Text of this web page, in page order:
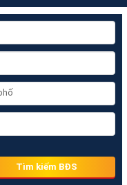
Tìm kiếm BĐS